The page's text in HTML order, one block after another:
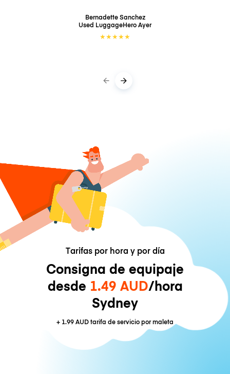
Bernadette Sanchez
Used LuggageHeroAyer
★★★★★
Tarifas por hora y por día
Consigna de equipaje
desde 1.49 AUD/hora
Sydney
+ 1.99 AUDtarifa de servicio por maleta